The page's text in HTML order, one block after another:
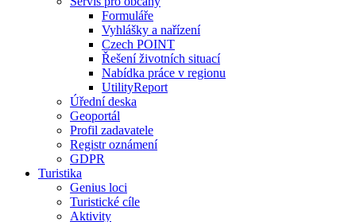
Formuláře
Vyhlášky a nařízení
Czech POINT
Řešení životních situací
Nabídka práce v regionu
UtilityReport
Úřední deska
Geoportál
Profil zadavatele
Registr oznámení
GDPR
Turistika
Genius loci
Turistické cíle
Aktivity